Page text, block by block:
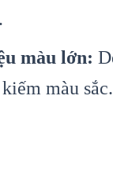
màu lớn:
màu sắc.